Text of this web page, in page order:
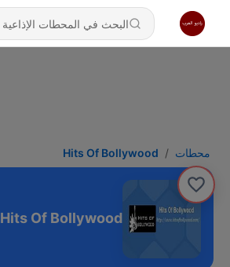
محطات Hits Of Bollywood
Hits Of Bollywood